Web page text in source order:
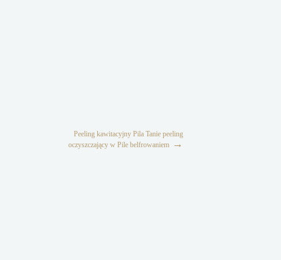
Peeling kawitacyjny Pila Tanie peeling
oczyszczający w Pile belfrowaniem →